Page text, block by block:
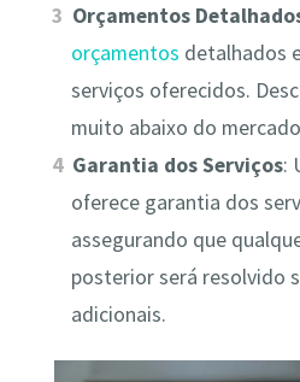
Orçamentos
orçamentos detalhados
serviços oferecidos.
muito abaixo do
Garantia dos Serviços:
oferece garantia dos
assegurando que
posterior será resolvido
adicionais.